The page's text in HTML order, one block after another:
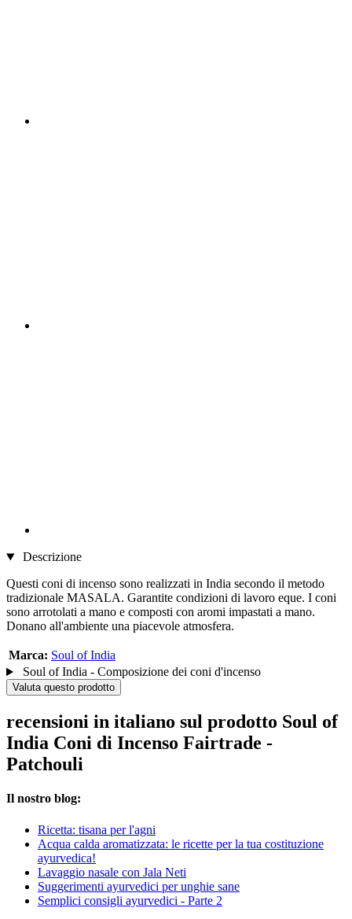
Descrizione
Questi coni di incenso sono realizzati in India secondo il metodo
tradizionale MASALA. Garantite condizioni di lavoro eque. I coni
sono arrotolati a mano e composti con aromi impastati a mano.
Donano all'ambiente una piacevole atmosfera.
Marca: Soul of India
Soul of India - Composizione dei coni d'incenso
Valuta questo prodotto
recensioni in italiano sul prodotto Soul of
India Coni di Incenso Fairtrade -
Patchouli
Il nostro blog:
Ricetta: tisana per l'agni
Acqua calda aromatizzata: le ricette per la tua costituzione
ayurvedica!
Lavaggio nasale con Jala Neti
Suggerimenti ayurvedici per unghie sane
Semplici consigli ayurvedici - Parte 2